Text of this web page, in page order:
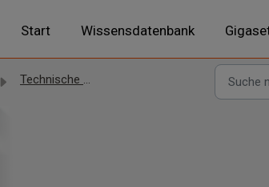
Start Wissensdatenbank
Technische Themen